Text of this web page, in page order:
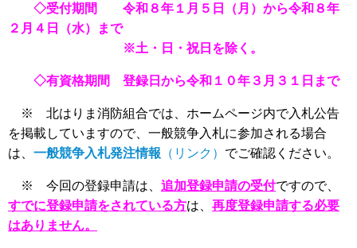
◇受付期間 令和８年１月５日（月）から令和８年
２月４日（水）まで
※土・日・祝日を除く。
◇有資格期間 登録日から令和１０年３月３１日まで
※ 北はりま消防組合では、ホームページ内で入札公告
を掲載していますので、一般競争入札に参加される場合
は、 一般競争入札発注情報 （リンク） でご確認ください。
※ 今回の登録申請は、 追加登録申請の受付ですので、
すでに登録申請をされている方は、 再度登録申請する必要
はありません。